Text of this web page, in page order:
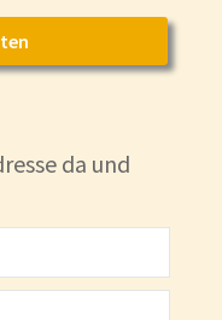
da und